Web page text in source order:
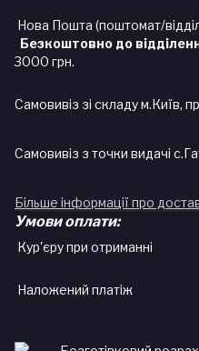
Нова Пошта (поштомат/
Безкоштовно до
3000 грн.
Самовивіз зі складу м.Київ,
Самовивіз з точки видачі
Більше інформації про
Умови оплати:
Кур'єру при отриманні
Наложений платіж